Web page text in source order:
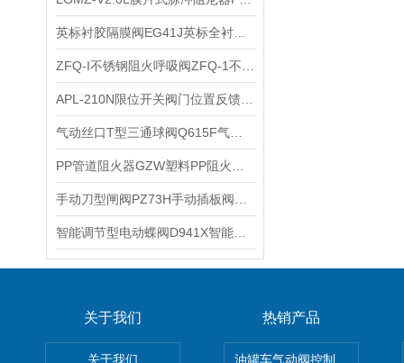
关于我们
关于我们
热销产品
油罐车气动阀控制气动组合